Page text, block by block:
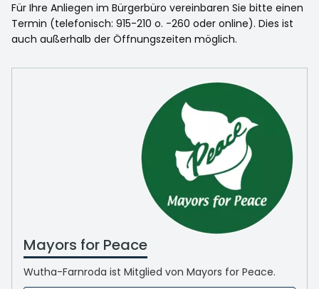
Für Ihre Anliegen im Bürgerbüro vereinbaren Sie bitte einen
Termin (telefonisch: 915-210 o. -260 oder online). Dies ist
auch außerhalb der Öffnungszeiten möglich.
Mayors for Peace
Wutha-Farnroda ist Mitglied von Mayors for Peace.